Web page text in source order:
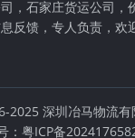
，石家庄货运公司，
反馈，专人负责，欢
深圳冶马物流有
：粤ICP备